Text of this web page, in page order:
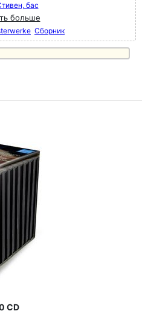
бас
больше
Сборник
CD